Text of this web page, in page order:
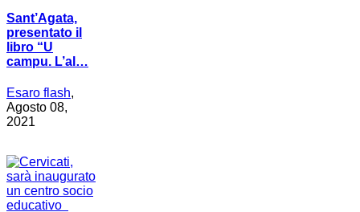
Sant’Agata,
presentato il
libro “U
campu. L’al…
Esaro flash,
Agosto 08,
2021